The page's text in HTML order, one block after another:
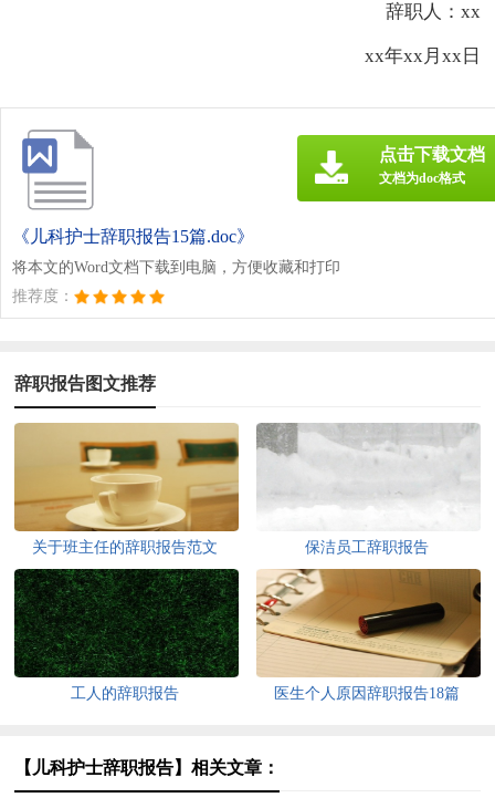
辞职人：xx
xx年xx月xx日
《儿科护士辞职报告15篇.doc》
将本文的Word文档下载到电脑，方便收藏和打印
推荐度：
点击下载文档
文档为doc格式
辞职报告图文推荐
关于班主任的辞职报告范文 保洁员工辞职报告
工人的辞职报告 医生个人原因辞职报告18篇
【儿科护士辞职报告】相关文章：